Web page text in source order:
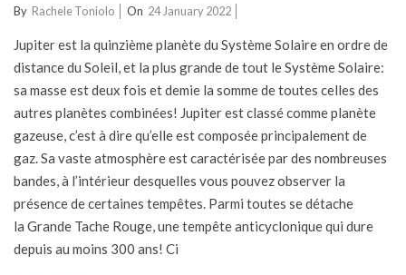
2022-
24
By Rachele Toniolo On 24 January 2022
Jupiter est la quinzième planète du Système Solaire en ordre de
distance du Soleil, et la plus grande de tout le Système Solaire:
sa masse est deux fois et demie la somme de toutes celles des
autres planètes combinées! Jupiter est classé comme planète
gazeuse, c’est à dire qu’elle est composée principalement de
gaz. Sa vaste atmosphère est caractérisée par des nombreuses
bandes, à l’intérieur desquelles vous pouvez observer la
présence de certaines tempêtes. Parmi toutes se détache
la Grande Tache Rouge, une tempête anticyclonique qui dure
depuis au moins 300 ans! Ci